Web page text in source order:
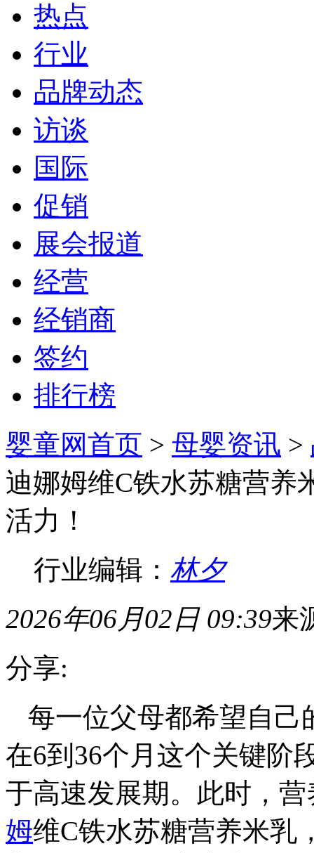
热点
行业
品牌动态
访谈
国际
促销
展会报道
经营
经销商
签约
排行榜
婴童网首页 > 母婴资讯 >
迪娜姆维C铁水苏糖营养
活力！
行业编辑： 林夕
2026年06月02日 09:39来
分享:
每一位父母都希望自己
在6到36个月这个关键阶
于高速发展期。此时，
姆维C铁水苏糖营养米乳